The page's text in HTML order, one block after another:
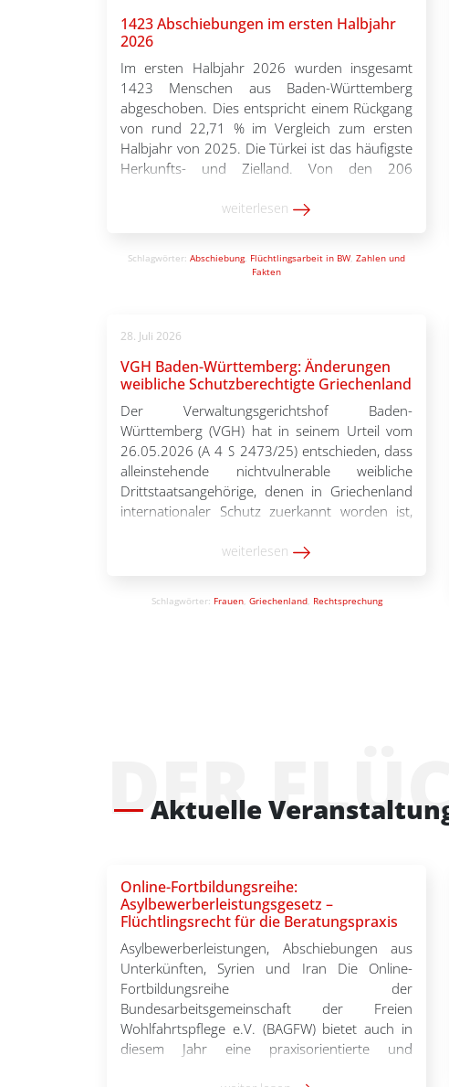
1423 Abschiebungen im ersten Halbjahr
2026
Im ersten Halbjahr 2026 wurden insgesamt
1423 Menschen aus Baden-Württemberg
abgeschoben. Dies entspricht einem Rückgang
von rund 22,71 % im Vergleich zum ersten
Halbjahr von 2025. Die Türkei ist das häufigste
Herkunfts- und Zielland. Von den 206
Land abgeschoben. Die Differenz erklärt sich
weiterlesen
Schlagwörter: Abschiebung, Flüchtlingsarbeit in BW, Zahlen und
Fakten
28. Juli 2026
VGH Baden-Württemberg: Änderungen
weibliche Schutzberechtigte Griechenland
Der Verwaltungsgerichtshof Baden-
Württemberg (VGH) hat in seinem Urteil vom
26.05.2026 (A 4 S 2473/25) entschieden, dass
alleinstehende nichtvulnerable weibliche
Drittstaatsangehörige, denen in Griechenland
internationaler Schutz zuerkannt worden ist,
Lage extremer materieller Not geraten.
internationaler Schutz zuerkannt worden ist,
weiterlesen
Schlagwörter: Frauen, Griechenland, Rechtsprechung
DER
Aktuelle
Online-Fortbildungsreihe:
Asylbewerberleistungsgesetz –
Flüchtlingsrecht für die Beratungspraxis
Asylbewerberleistungen, Abschiebungen aus
Unterkünften, Syrien und Iran Die Online-
Fortbildungsreihe der
Bundesarbeitsgemeinschaft der Freien
Wohlfahrtspflege e.V. (BAGFW) bietet auch in
diesem Jahr eine praxisorientierte und